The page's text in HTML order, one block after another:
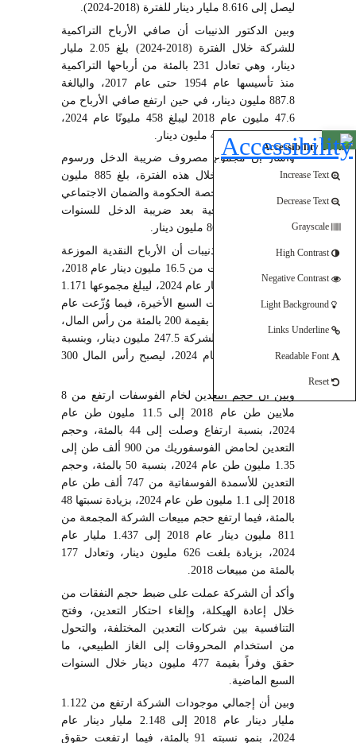
Open toolbar
Accessibility Tools
Increase Text
Decrease Text
Grayscale
High Contrast
Negative Contrast
Light Background
Links Underline
Readable Font
Reset
ليصل إلى 8.616 مليار دينار للفترة (2018-2024).
وبين الدكتور الذنيبات أن صافي الأرباح التراكمية
للشركة خلال الفترة (2018-2024) بلغ 2.05 مليار
دينار، وهي تعادل 231 بالمئة من أرباحها التراكمية
منذ تأسيسها عام 1954 حتى عام 2017، والبالغة
887.8 مليون دينار، في حين ارتفع صافي الأرباح من
47.6 مليون عام 2018 ليبلغ 458 مليونًا عام 2024،
بزيادة مقدارها 411 مليون دينار.
واشار إن مجموع مصروف ضريبة الدخل ورسوم
التعدين للخزينة خلال هذه الفترة، بلغ 885 مليون
دينار، فيما بلغت حصة الحكومة والضمان الاجتماعي
من الأرباح الصافية بعد ضريبة الدخل للسنوات
السبع الأخيرة 868.5 مليون دينار.
وأوضح الدكتور الذنيبات أن الأرباح النقدية الموزعة
للمساهمين ارتفعت من 16.5 مليون دينار عام 2018،
إلى 396 مليون دينار عام 2024، ليبلغ مجموعها 1.171
مليار دينار للسنوات السبع الأخيرة، فيما وُزّعت عام
2022 أسهم مجانية بقيمة 200 بالمئة من رأس المال،
ليصبح رأس مال الشركة 247.5 مليون دينار، وبنسبة
21.2 بالمئة في عام 2024، ليصبح رأس المال 300
وبين أن حجم التعدين لخام الفوسفات ارتفع من 8
ملايين طن عام 2018 إلى 11.5 مليون طن عام
2024، بنسبة ارتفاع وصلت إلى 44 بالمئة، وحجم
التعدين لحامض الفوسفوريك من 900 ألف طن إلى
1.35 مليون طن عام 2024، بنسبة 50 بالمئة، وحجم
التعدين للأسمدة الفوسفاتية من 747 ألف طن عام
2018 إلى 1.1 مليون طن عام 2024، بزيادة نسبتها 48
بالمئة، فيما ارتفع حجم مبيعات الشركة المجمعة من
811 مليون دينار عام 2018 إلى 1.437 مليار عام
2024، بزيادة بلغت 626 مليون دينار، وتعادل 177
بالمئة من مبيعات 2018.
وأكد أن الشركة عملت على ضبط حجم النفقات من
خلال إعادة الهيكلة، وإلغاء احتكار التعدين، وفتح
التنافسية بين شركات التعدين المختلفة، والتحول
من استخدام المحروقات إلى الغاز الطبيعي، ما
حقق وفراً بقيمة 477 مليون دينار خلال السنوات
السبع الماضية.
وبين أن إجمالي موجودات الشركة ارتفع من 1.122
مليار دينار عام 2018 إلى 2.148 مليار دينار عام
2024، بنمو نسبته 91 بالمئة، فيما ارتفعت حقوق